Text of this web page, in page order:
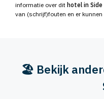
informatie over dit hotel in Side
van (schrijf)fouten en er kunnen
🏖️ Bekijk